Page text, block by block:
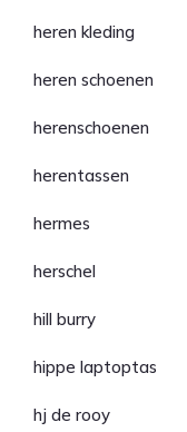
heren kleding
heren schoenen
herenschoenen
herentassen
hermes
herschel
hill burry
hippe laptoptas
hj de rooy